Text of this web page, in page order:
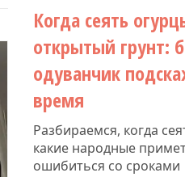
Когда сеять
открытый грунт:
одуванчик
время
Разбираемся, когда
какие народные
ошибиться со сроками